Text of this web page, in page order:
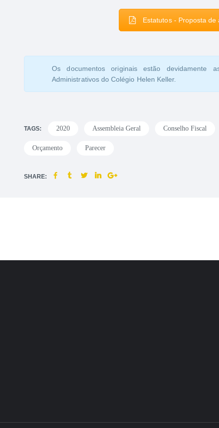
Estatutos - Proposta de
Os documentos originais estão devidamente
Administrativos do Colégio Helen Keller.
TAGS: 2020 Assembleia Geral Conselho Fiscal
Orçamento Parecer
SHARE: